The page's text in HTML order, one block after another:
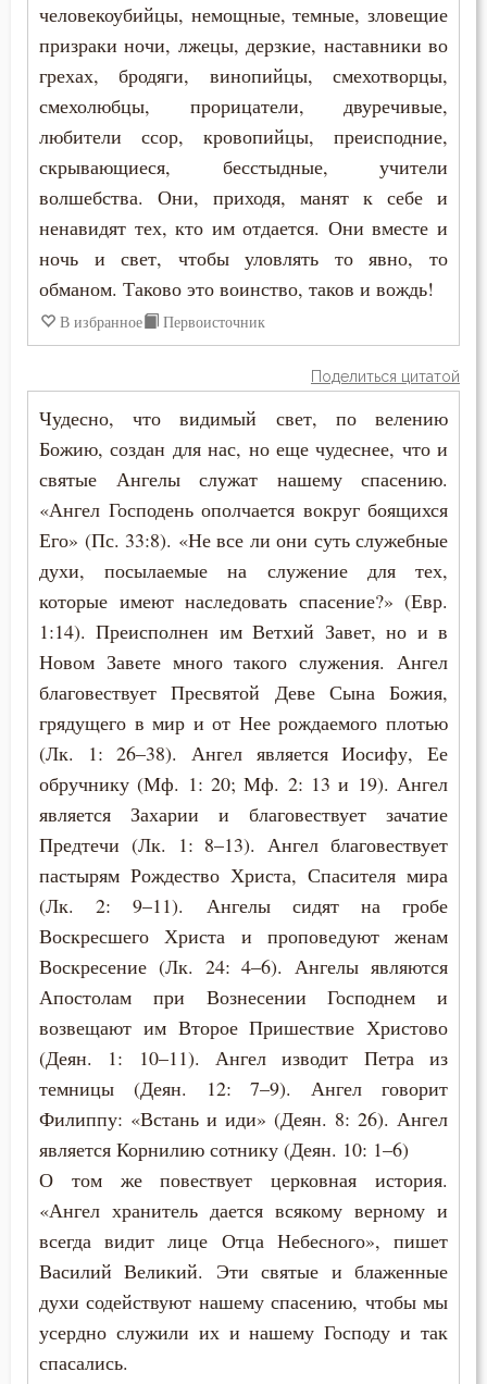
Познание себя
Помощь Божия
Пост
Празднословие
Прелюбодеяние
Промысел Божий
Проповеди
Прошение
Пьянство
Работа
Раздражительность
Разум
Рассеянность
Родители
Рождество
Самообладание
Святость
Священники
Священное Писание
Сквернословие
Скорбь
Слава
Феодорит Кирский
Феолипт Филадельфийский
Феофан Затворник
Феофил Антиохийский
Филарет Московский (Дроздов)
Филофей Синайский
человекоубийцы, немощные, темные, зловещие
призраки ночи, лжецы, дерзкие, наставники во
грехах, бродяги, винопийцы, смехотворцы,
смехолюбцы, прорицатели, двуречивые,
любители ссор, кровопийцы, преисподние,
скрывающиеся, бесстыдные, учители
волшебства. Они, приходя, манят к себе и
ненавидят тех, кто им отдается. Они вместе и
ночь и свет, чтобы уловлять то явно, то
обманом. Таково это воинство, таков и вождь!
В избранное Первоисточник
Поделиться цитатой
Чудесно, что видимый свет, по велению
Божию, создан для нас, но еще чудеснее, что и
святые Ангелы служат нашему спасению.
«Ангел Господень ополчается вокруг боящихся
Его» (Пс. 33:8). «Не все ли они суть служебные
духи, посылаемые на служение для тех,
которые имеют наследовать спасение?» (Евр.
1:14). Преисполнен им Ветхий Завет, но и в
Новом Завете много такого служения. Ангел
благовествует Пресвятой Деве Сына Божия,
грядущего в мир и от Нее рождаемого плотью
(Лк. 1: 26–38). Ангел является Иосифу, Ее
обручнику (Мф. 1: 20; Мф. 2: 13 и 19). Ангел
является Захарии и благовествует зачатие
Предтечи (Лк. 1: 8–13). Ангел благовествует
пастырям Рождество Христа, Спасителя мира
(Лк. 2: 9–11). Ангелы сидят на гробе
Воскресшего Христа и проповедуют женам
Воскресение (Лк. 24: 4–6). Ангелы являются
Апостолам при Вознесении Господнем и
возвещают им Второе Пришествие Христово
(Деян. 1: 10–11). Ангел изводит Петра из
темницы (Деян. 12: 7–9). Ангел говорит
Филиппу: «Встань и иди» (Деян. 8: 26). Ангел
является Корнилию сотнику (Деян. 10: 1–6)
О том же повествует церковная история.
«Ангел хранитель дается всякому верному и
всегда видит лице Отца Небесного», пишет
Василий Великий. Эти святые и блаженные
духи содействуют нашему спасению, чтобы мы
усердно служили их и нашему Господу и так
спасались.